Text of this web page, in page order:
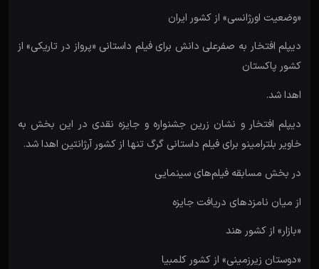
«وضعیت اورژانسی» از کشور ایران
دیپلم افتخار به صفرعلی دانش برای فیلم داستانی «پرواز در تاریکی» از
کشور پاکستان
اهدا شد.
دیپلم افتخار و نشان زرین جشنواره و جایزه نقدی در این بخش به
خاویر بلترامینو برای فیلم داستانی گرگ تنها از کشور آرژانتین اهدا شد.
در بخش مسابقه فیلم‌های سینمایی
از میان نامزدهای دریافت جایزه
«بازار» از کشور هند
«دوستان زیرزمینی» از کشور کلمبیا